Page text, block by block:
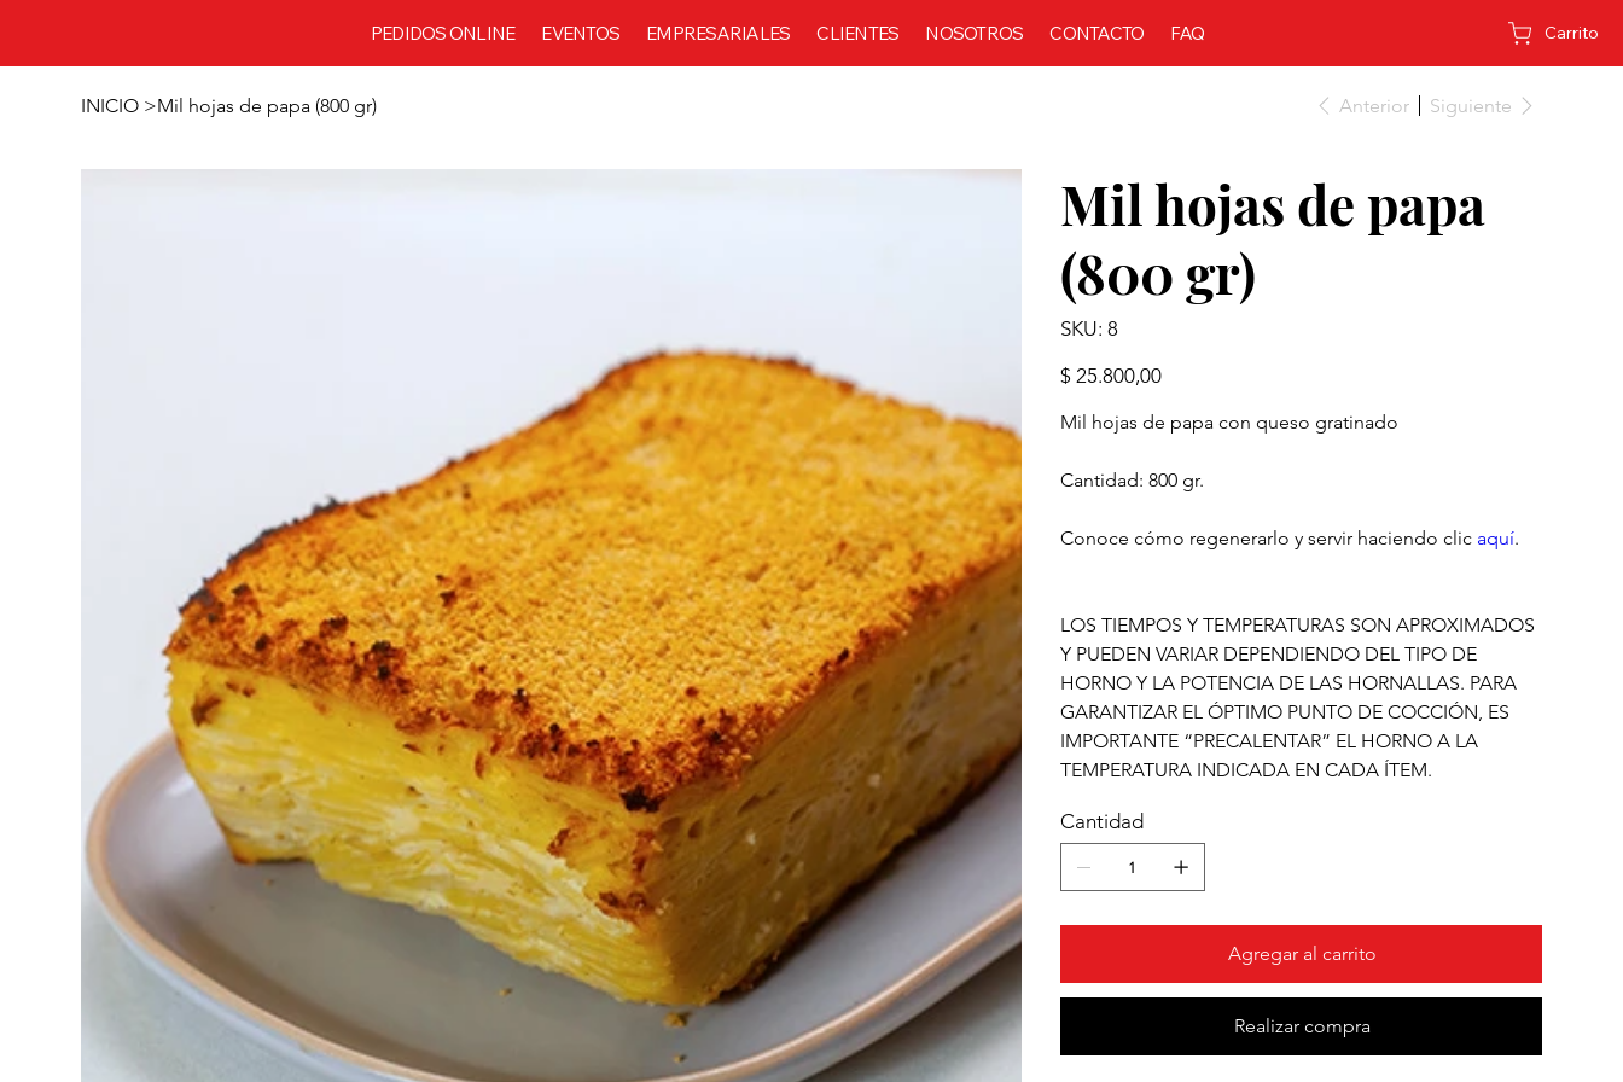
PEDIDOS ONLINE EVENTOS EMPRESARIALES CLIENTES NOSOTROS CONTACTO FAQ Carrito
INICIO >Mil hojas de papa (800 gr) Anterior Siguiente
Mil hojas de papa
(800 gr)
SKU: SKU
8
8
Precio
$ 25.800,00
Mil hojas de papa con queso gratinado
Cantidad: 800 gr.
Conoce cómo regenerarlo y servir haciendo clic aquí.
LOS TIEMPOS Y TEMPERATURAS SON APROXIMADOS
Y PUEDEN VARIAR DEPENDIENDO DEL TIPO DE
HORNO Y LA POTENCIA DE LAS HORNALLAS. PARA
GARANTIZAR EL ÓPTIMO PUNTO DE COCCIÓN, ES
IMPORTANTE “PRECALENTAR” EL HORNO A LA
TEMPERATURA INDICADA EN CADA ÍTEM.
Cantidad
Agregar al carrito
Realizar compra